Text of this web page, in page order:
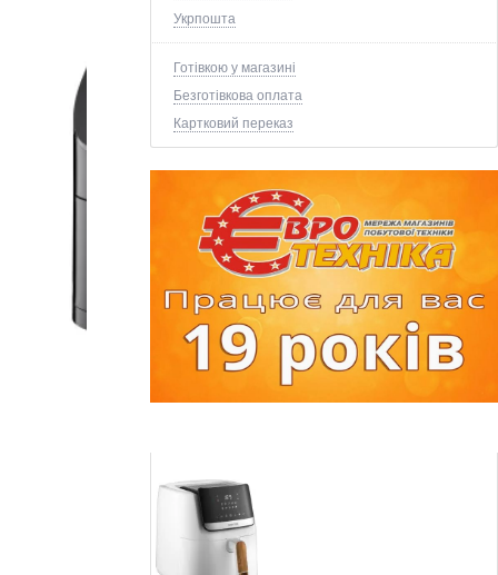
Укрпошта
Готівкою у магазині
Безготівкова оплата
Картковий переказ